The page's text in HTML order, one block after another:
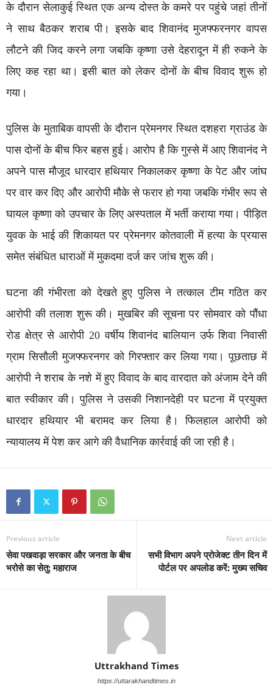
के दौरान सेलाकुई स्थित एक अन्य दोस्त के कमरे पर पहुंचे जहां तीनों
ने साथ बैठकर शराब पी। इसके बाद शिवानंद मुजफ्फरनगर वापस
लौटने की जिद करने लगा जबकि कृष्णा उसे देहरादून में ही रुकने के
लिए कह रहा था। इसी बात को लेकर दोनों के बीच विवाद शुरू हो
गया।
पुलिस के मुताबिक वापसी के दौरान प्रेमनगर स्थित दशहरा ग्राउंड के
पास दोनों के बीच फिर बहस हुई। आरोप है कि गुस्से में आए शिवानंद ने
अपने पास मौजूद धारदार हथियार निकालकर कृष्णा के पेट और जांघ
पर वार कर दिए और आरोपी मौके से फरार हो गया जबकि गंभीर रूप से
घायल कृष्णा को उपचार के लिए अस्पताल में भर्ती कराया गया। पीड़ित
युवक के भाई की शिकायत पर प्रेमनगर कोतवाली में हत्या के प्रयास
समेत संबंधित धाराओं में मुकदमा दर्ज कर जांच शुरू की।
घटना की गंभीरता को देखते हुए पुलिस ने तत्काल टीम गठित कर
आरोपी की तलाश शुरू की। मुखबिर की सूचना पर सोमवार को पौंधा
रोड क्षेत्र से आरोपी 20 वर्षीय शिवानंद बालियान उर्फ शिवा निवासी
ग्राम सिसौली मुजफ्फरनगर को गिरफ्तार कर लिया गया। पूछताछ में
आरोपी ने शराब के नशे में हुए विवाद के बाद वारदात को अंजाम देने की
बात स्वीकार की। पुलिस ने उसकी निशानदेही पर घटना में प्रयुक्त
धारदार हथियार भी बरामद कर लिया है। फिलहाल आरोपी को
न्यायालय में पेश कर आगे की वैधानिक कार्रवाई की जा रही है।
Previous article
सेवा पखवाड़ा सरकार और जनता के बीच
भरोसे का सेतु: महाराज
Next article
सभी विभाग अपने प्रोजेक्ट तीन दिन में
पोर्टल पर अपलोड करें: मुख्य सचिव
Uttrakhand Times
https://uttarakhandtimes.in